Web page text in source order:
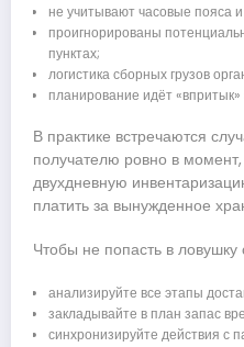
не учитывают часовые пояса
проигнорированы
пунктах;
логистика сборных грузов
планирование идёт
В практике встречаются
получателю ровно в
двухдневную
платить за вынужденное
Чтобы не попасть в ловушку
анализируйте все этапы
закладывайте в план запас
синхронизируйте действия с